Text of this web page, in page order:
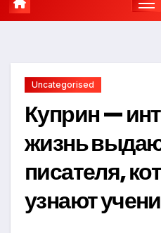
Uncategorised
Куприн —
жизнь
писателя,
узнают